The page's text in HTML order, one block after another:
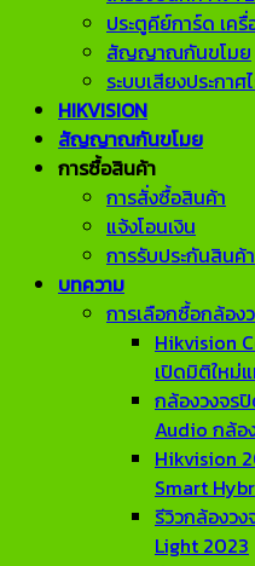
ประตูคีย์การ์ด เค
สัญญาณกันขโมย
ระบบเสียงประกาศ
HIKVISION
สัญญาณกันขโมย
การซื้อสินค้า
การสั่งซื้อสินค้า
แจ้งโอนเงิน
การรับประกันสินค้า
บทความ
การเลือกซื้อกล้อง
Hikvision
เปิดมิติใหม่
กล้องวงจร
Audio กล้อ
Hikvision
Smart
รีวิวกล้องว
Light 2023